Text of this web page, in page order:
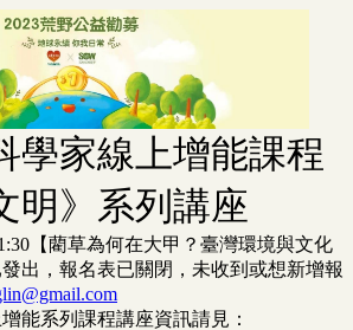
學家線上增能課程
明》系列講座
【藺草為何在大甲？臺灣環境與文化
出，報名表已關閉，未收到或想新增報
能系列課程講座資訊請見：